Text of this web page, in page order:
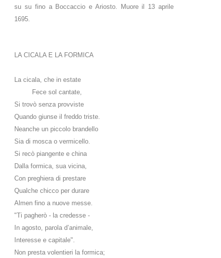
su su fino a Boccaccio e Ariosto. Muore il 13 aprile
1695.
LA CICALA E LA FORMICA
La cicala, che in estate
Fece sol cantate,
Si trovò senza provviste
Quando giunse il freddo triste.
Neanche un piccolo brandello
Sia di mosca o vermicello.
Si recò piangente e china
Dalla formica, sua vicina,
Con preghiera di prestare
Qualche chicco per durare
Almen fino a nuove messe.
"Ti pagherò - la credesse -
In agosto, parola d’animale,
Interesse e capitale".
Non presta volentieri la formica;